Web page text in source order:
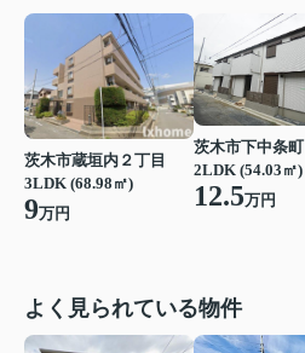
茨木市蔵垣内２丁目
3LDK (68.98㎡)
9万円
茨木市下中条町
2LDK (54.03㎡)
12.5万円
よく見られている物件